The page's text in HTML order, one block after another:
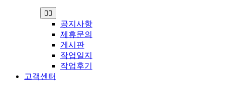
Toggle
Navigation
공지사항
제휴문의
게시판
작업일지
작업후기
고객센터